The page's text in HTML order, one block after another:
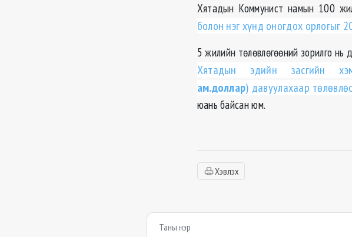
Хятадын Коммунист намын 100
болон нэг хүнд оногдох орлогыг
5 жилийн төлөвлөгөөний зорилго
Хятадын эдийн засгийн
ам.доллар) давуулахаар
юань байсан юм.
Хэвлэх
Сэтгэгдэл бичих